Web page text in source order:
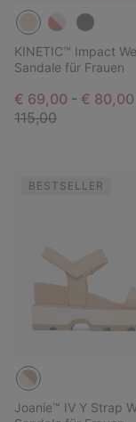
KINETIC™ Impact
Sandale für Frauen
Minimum sale
€ 69,00 - € 80,00
115,00
BESTSELLER
Joanie™ IV Y Strap